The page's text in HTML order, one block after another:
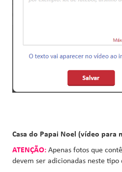
Casa do Papai Noel (vídeo para
ATENÇÃO: Apenas fotos que
devem ser adicionadas neste tipo